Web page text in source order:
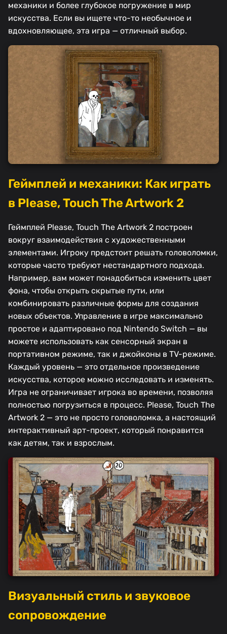
механики и более глубокое погружение в мир
искусства. Если вы ищете что-то необычное и
вдохновляющее, эта игра — отличный выбор.
Геймплей и механики: Как играть
в Please, Touch The Artwork 2
Геймплей Please, Touch The Artwork 2 построен
вокруг взаимодействия с художественными
элементами. Игроку предстоит решать головоломки,
которые часто требуют нестандартного подхода.
Например, вам может понадобиться изменить цвет
фона, чтобы открыть скрытые пути, или
комбинировать различные формы для создания
новых объектов. Управление в игре максимально
простое и адаптировано под Nintendo Switch — вы
можете использовать как сенсорный экран в
портативном режиме, так и джойконы в TV-режиме.
Каждый уровень — это отдельное произведение
искусства, которое можно исследовать и изменять.
Игра не ограничивает игрока во времени, позволяя
полностью погрузиться в процесс. Please, Touch The
Artwork 2 — это не просто головоломка, а настоящий
интерактивный арт-проект, который понравится
как детям, так и взрослым.
Визуальный стиль и звуковое
сопровождение